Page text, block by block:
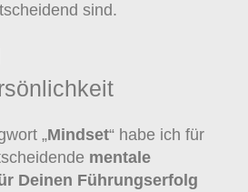
sind.
„Mindset“ habe ich für
mentale
Deinen Führungserfolg